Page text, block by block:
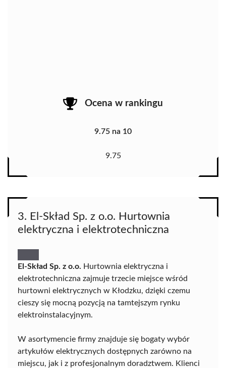
Ocena w rankingu
9.75 na 10
9.75
3. El-Skład Sp. z o.o. Hurtownia
elektryczna i elektrotechniczna
El-Skład Sp. z o.o. Hurtownia elektryczna i
elektrotechniczna zajmuje trzecie miejsce wśród
hurtowni elektrycznych w Kłodzku, dzięki czemu
cieszy się mocną pozycją na tamtejszym rynku
elektroinstalacyjnym.
W asortymencie firmy znajduje się bogaty wybór
artykułów elektrycznych dostępnych zarówno na
miejscu, jak i z profesjonalnym doradztwem. Klienci